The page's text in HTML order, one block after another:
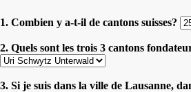
1. Combien y a-t-il de cantons suisses?
2. Quels sont les trois 3 cantons
3. Si je suis dans la ville de Lausanne,